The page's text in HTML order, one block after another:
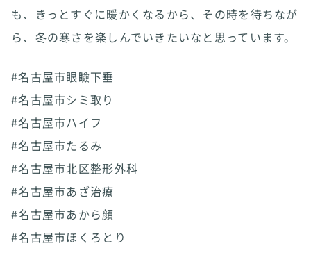
も、きっとすぐに暖かくなるから、その時を待ちなが
ら、冬の寒さを楽しんでいきたいなと思っています。
#名古屋市眼瞼下垂
#名古屋市シミ取り
#名古屋市ハイフ
#名古屋市たるみ
#名古屋市北区整形外科
#名古屋市あざ治療
#名古屋市あから顔
#名古屋市ほくろとり